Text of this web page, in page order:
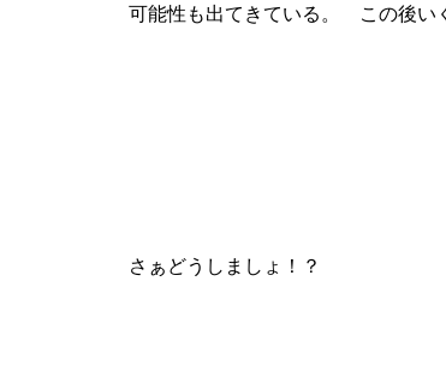
可能性も出てきている。 この後い
さぁどうしましょ！？